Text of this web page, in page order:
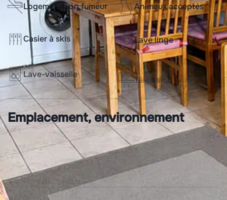
Logement non fumeur Animaux acceptés
Casier à skis Lave linge
Lave-vaisselle Télévision
Emplacement, environnement
Pied des pistes Orienté Sud